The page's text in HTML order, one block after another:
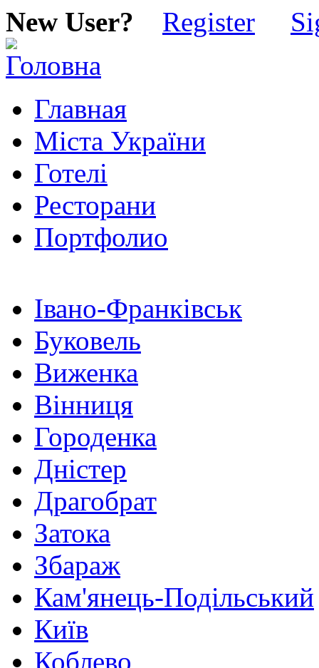
New User? Register
Главная
Міста України
Готелі
Ресторани
Портфолио
Івано-Франківськ
Буковель
Виженка
Вінниця
Городенка
Дністер
Драгобрат
Затока
Збараж
Кам'янець-Подільський
Київ
Коблево